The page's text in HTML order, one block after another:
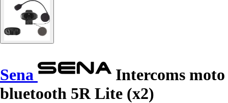
Sena
Intercoms moto
bluetooth 5R Lite (x2)